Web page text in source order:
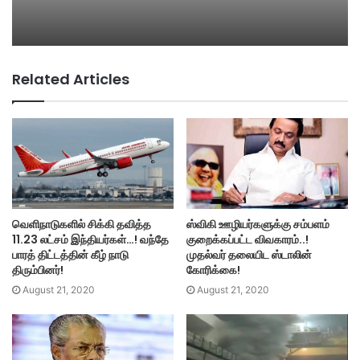
Related Articles
வெளிநாடுகளில் சிக்கி தவித்த
11.23 லட்சம் இந்தியர்கள்…! வந்தே
பாரத் திட்டத்தின் கீழ் நாடு
திரும்பினர்!
August 21, 2020
ஸ்விகி ஊழியர்களுக்கு சம்பளம்
குறைக்கப்பட்ட விவகாரம்..!
முதல்வர் தலையிட ஸ்டாலின்
கோரிக்கை!
August 21, 2020